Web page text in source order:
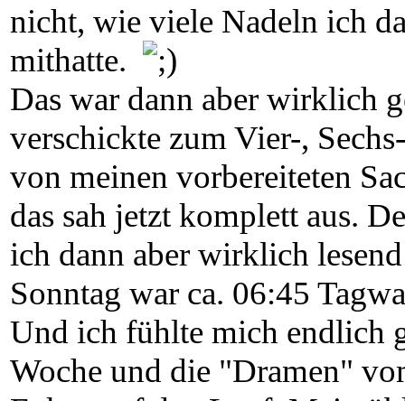
nicht, wie viele Nadeln ich
mithatte.
Das war dann aber wirklich
verschickte zum Vier-,
von meinen vorbereiteten
das sah jetzt komplett aus.
ich dann aber wirklich
Sonntag war ca. 06:45
Und ich fühlte mich endlich
Woche und die "Dramen"